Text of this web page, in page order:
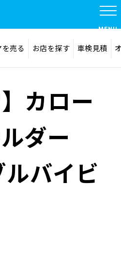
検索
MENU
売る お店を探す 車検見積
カロー
ダー
バイビ